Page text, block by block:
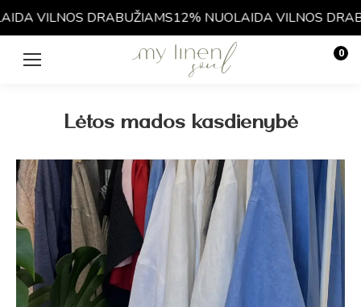
DRABUŽIAMS12% NUOLAIDA VILNOS
0
Lėtos mados kasdienybė